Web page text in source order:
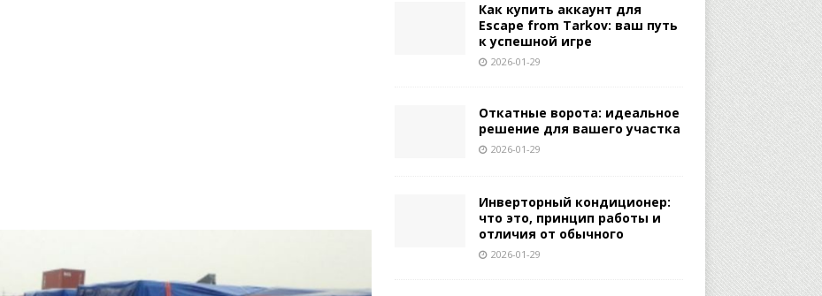
Как купить аккаунт для
Escape from Tarkov: ваш путь
к успешной игре
2026-01-29
Откатные ворота: идеальное
решение для вашего участка
2026-01-29
Инверторный кондиционер:
что это, принцип работы и
отличия от обычного
2026-01-29